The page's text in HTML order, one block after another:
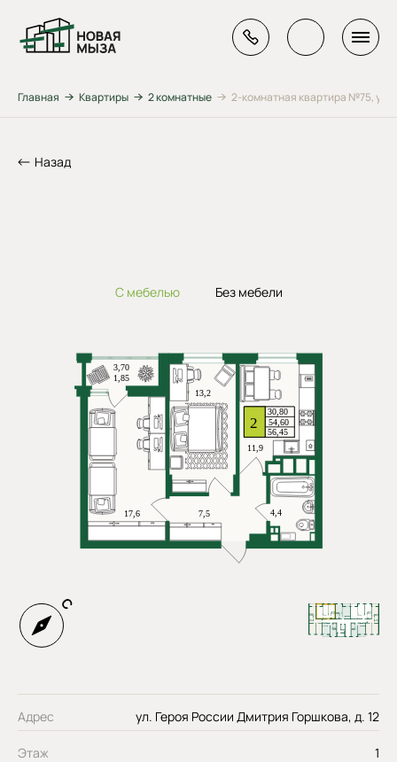
Главная Квартиры 2 комнатные 2-комнатная квартира №75, ул.
Назад
С мебелью Без мебели
Адрес ул. Героя России Дмитрия Горшкова, д. 12
Этаж 1